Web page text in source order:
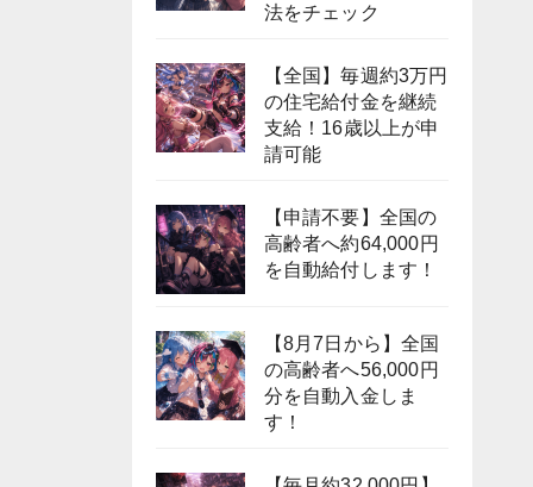
法をチェック
【全国】毎週約3万円
の住宅給付金を継続
支給！16歳以上が申
請可能
【申請不要】全国の
高齢者へ約64,000円
を自動給付します！
【8月7日から】全国
の高齢者へ56,000円
分を自動入金しま
す！